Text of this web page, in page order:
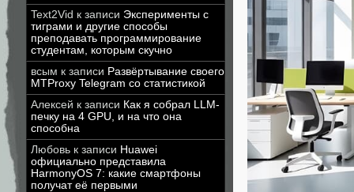
Text2Vid к записи Эксперименты с
тиграми и другие способы
преподавать программирование
студентам, которым скучно
всым к записи Развёртывание своего
MTProxy Telegram со статистикой
Алексей к записи Как я собрал LLM-
печку на 4 GPU, и на что она
способна
Любовь к записи Huawei
официально представила
HarmonyOS 7: какие смартфоны
получат её первыми